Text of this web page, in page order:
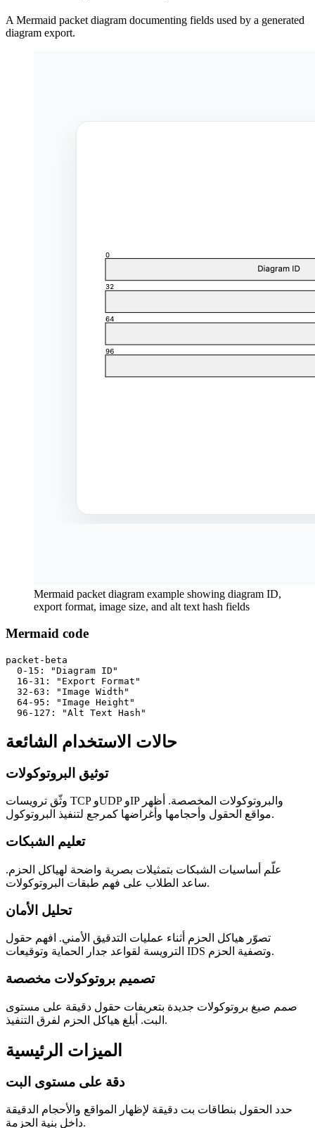
A Mermaid packet diagram documenting fields used by a generated
diagram export.
Mermaid packet diagram example showing diagram ID,
export format, image size, and alt text hash fields
Mermaid code
packet-beta
  0-15: "Diagram ID"
  16-31: "Export Format"
  32-63: "Image Width"
  64-95: "Image Height"
  96-127: "Alt Text Hash"
حالات الاستخدام الشائعة
توثيق البروتوكولات
وثّق ترويسات TCP وUDP وIP والبروتوكولات المخصصة. أظهر
مواقع الحقول وأحجامها وأغراضها كمرجع لتنفيذ البروتوكول.
تعليم الشبكات
علّم أساسيات الشبكات بتمثيلات بصرية واضحة لهياكل الحزم.
ساعد الطلاب على فهم طبقات البروتوكولات.
تحليل الأمان
تصوّر هياكل الحزم أثناء عمليات التدقيق الأمني. افهم حقول
الترويسة لقواعد جدار الحماية وتوقيعات IDS وتصفية الحزم.
تصميم بروتوكولات مخصصة
صمم صيغ بروتوكولات جديدة بتعريفات حقول دقيقة على مستوى
البت. أبلغ هياكل الحزم لفرق التنفيذ.
الميزات الرئيسية
دقة على مستوى البت
حدد الحقول بنطاقات بت دقيقة لإظهار المواقع والأحجام الدقيقة
داخل بنية الحزمة.